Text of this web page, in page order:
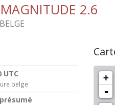
2.6
UTC
belge
+
-